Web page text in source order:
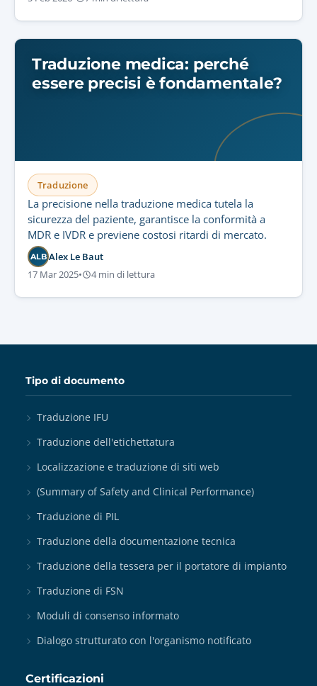
Traduzione medica: perché
essere precisi è fondamentale?
Traduzione
La precisione nella traduzione medica tutela la
sicurezza del paziente, garantisce la conformità a
MDR e IVDR e previene costosi ritardi di mercato.
ALB Alex Le Baut
17 Mar 2025• 4 min di lettura
Tipo di documento
Traduzione IFU
Traduzione dell'etichettatura
Localizzazione e traduzione di siti web
(Summary of Safety and Clinical Performance)
Traduzione di PIL
Traduzione della documentazione tecnica
Traduzione della tessera per il portatore di impianto
Traduzione di FSN
Moduli di consenso informato
Dialogo strutturato con l'organismo notificato
Certificazioni